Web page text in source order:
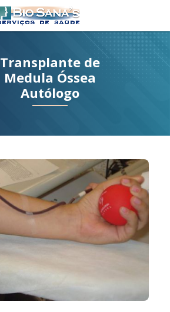
Transplante de
Medula Óssea
Autólogo